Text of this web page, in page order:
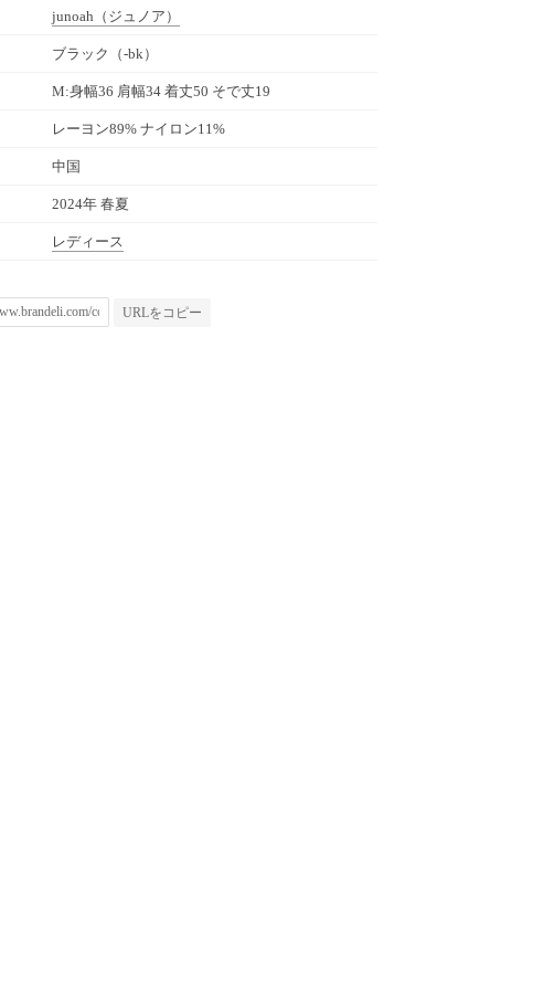
junoah （ジュノア）
ブラック（-bk）
M:身幅36 肩幅34 着丈50 そで丈19
レーヨン89% ナイロン11%
中国
2024年 春夏
レディース
URLをコピー